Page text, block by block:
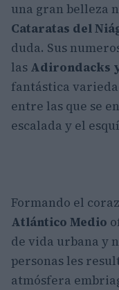
una gran belleza
Cataratas del
duda. Sus
las Adirondacks
fantástica
entre las que se
escalada y el
Formando el
Atlántico Medio
de vida urbana y
personas les
atmósfera